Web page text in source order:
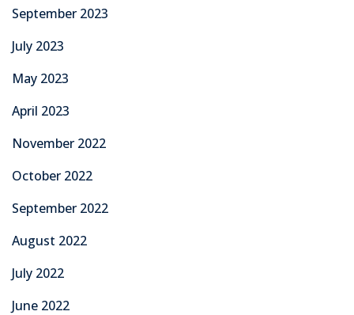
September 2023
July 2023
May 2023
April 2023
November 2022
October 2022
September 2022
August 2022
July 2022
June 2022